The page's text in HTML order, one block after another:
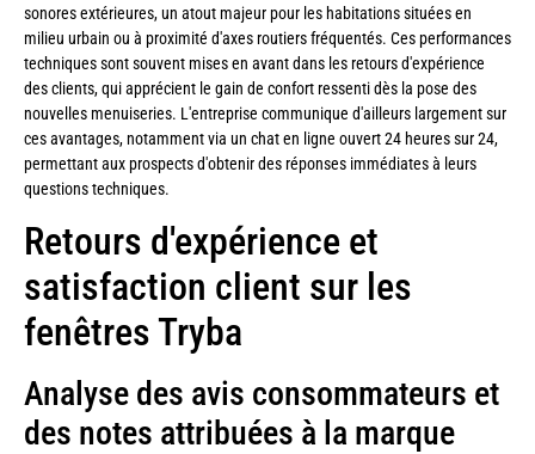
sonores extérieures, un atout majeur pour les habitations situées en
milieu urbain ou à proximité d'axes routiers fréquentés. Ces performances
techniques sont souvent mises en avant dans les retours d'expérience
des clients, qui apprécient le gain de confort ressenti dès la pose des
nouvelles menuiseries. L'entreprise communique d'ailleurs largement sur
ces avantages, notamment via un chat en ligne ouvert 24 heures sur 24,
permettant aux prospects d'obtenir des réponses immédiates à leurs
questions techniques.
Retours d'expérience et
satisfaction client sur les
fenêtres Tryba
Analyse des avis consommateurs et
des notes attribuées à la marque